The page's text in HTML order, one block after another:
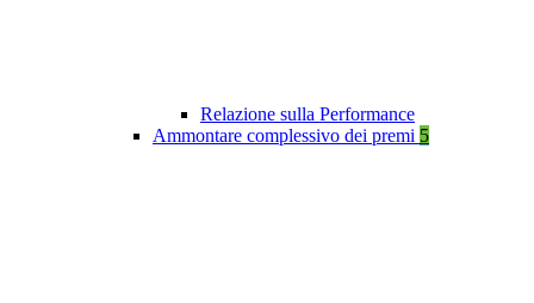
Relazione sulla Performance
Ammontare complessivo dei premi 5